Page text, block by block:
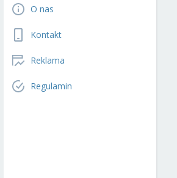
O nas
Kontakt
Reklama
Regulamin